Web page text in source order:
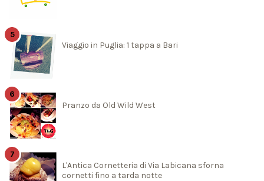
Viaggio in Puglia: 1 tappa a Bari
Pranzo da Old Wild West
L'Antica Cornetteria di Via Labicana sforna
cornetti fino a tarda notte